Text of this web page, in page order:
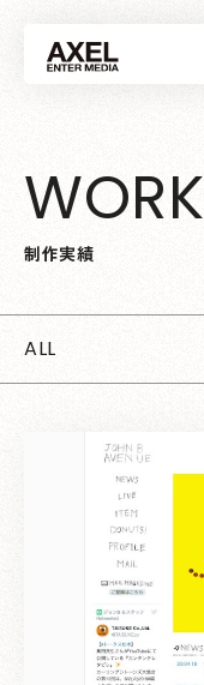
WORK
制作実績
ALL